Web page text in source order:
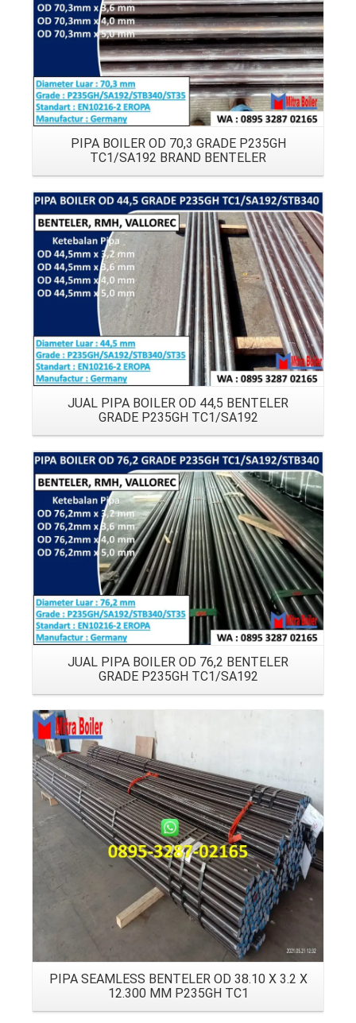
PIPA BOILER OD 70,3 GRADE P235GH
TC1/SA192 BRAND BENTELER
Details
JUAL PIPA BOILER OD 44,5 BENTELER
GRADE P235GH TC1/SA192
Details
JUAL PIPA BOILER OD 76,2 BENTELER
GRADE P235GH TC1/SA192
Details
PIPA SEAMLESS BENTELER OD 38.10 X 3.2 X
12.300 MM P235GH TC1